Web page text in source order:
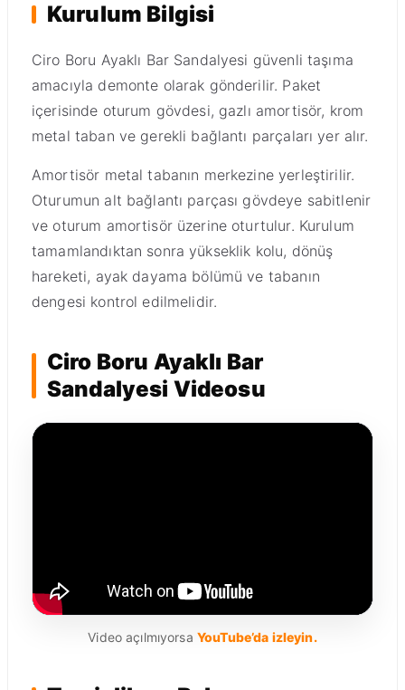
Kurulum Bilgisi
Ciro Boru Ayaklı Bar Sandalyesi güvenli taşıma
amacıyla demonte olarak gönderilir. Paket
içerisinde oturum gövdesi, gazlı amortisör, krom
metal taban ve gerekli bağlantı parçaları yer alır.
Amortisör metal tabanın merkezine yerleştirilir.
Oturumun alt bağlantı parçası gövdeye sabitlenir
ve oturum amortisör üzerine oturtulur. Kurulum
tamamlandıktan sonra yükseklik kolu, dönüş
hareketi, ayak dayama bölümü ve tabanın
dengesi kontrol edilmelidir.
Ciro Boru Ayaklı Bar
Sandalyesi Videosu
Video açılmıyorsa YouTube’da izleyin.